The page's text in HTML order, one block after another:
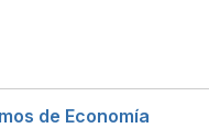
de Economía